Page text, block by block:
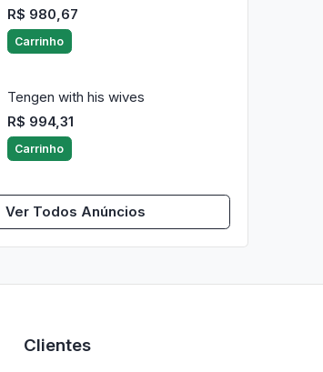
R$ 980,67
Carrinho
Tengen with his wives
R$ 994,31
Carrinho
Ver Todos Anúncios
Clientes